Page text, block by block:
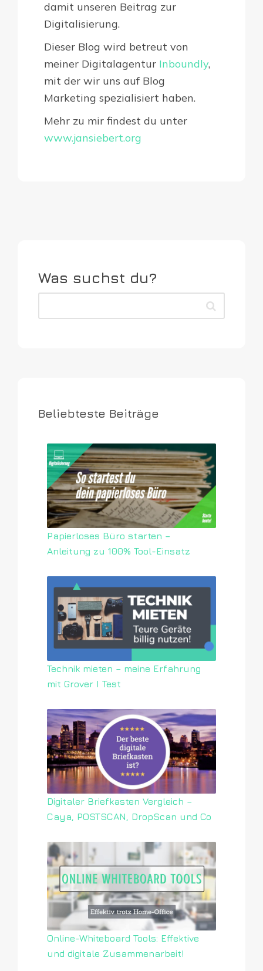
damit unseren Beitrag zur
Digitalisierung.
Dieser Blog wird betreut von
meiner Digitalagentur Inboundly,
mit der wir uns auf Blog
Marketing spezialisiert haben.
Mehr zu mir findest du unter
www.jansiebert.org
Was suchst du?
Beliebteste Beiträge
Papierloses Büro starten –
Anleitung zu 100% Tool-Einsatz
Technik mieten – meine Erfahrung
mit Grover I Test
Digitaler Briefkasten Vergleich –
Caya, POSTSCAN, DropScan und Co
Online-Whiteboard Tools: Effektive
und digitale Zusammenarbeit!